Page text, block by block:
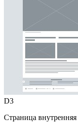
D3
Страница внутренняя